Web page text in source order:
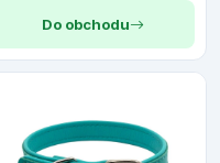
Do obchodu